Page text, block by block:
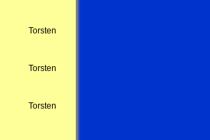
Torsten
Torsten
Torsten